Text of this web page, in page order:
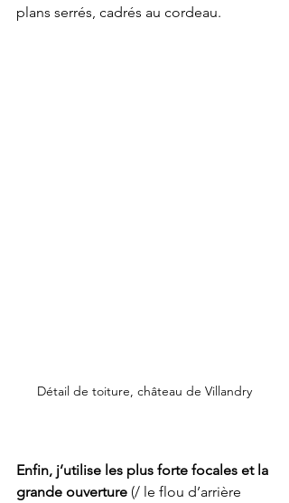
plans serrés, cadrés au cordeau.
Détail de toiture, château de Villandry
Enfin, j’utilise les plus forte focales et la
grande ouverture (/ le flou d’arrière